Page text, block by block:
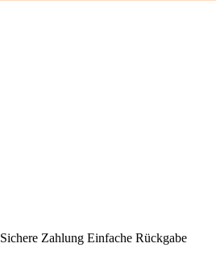
Sichere Zahlung Einfache Rückgabe